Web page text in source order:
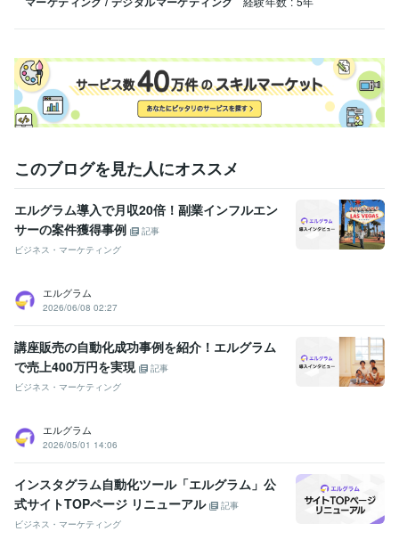
このブログを見た人にオススメ
エルグラム導入で月収20倍！副業インフルエン
サーの案件獲得事例
記事
ビジネス・マーケティング
エルグラム
2026/06/08 02:27
講座販売の自動化成功事例を紹介！エルグラム
で売上400万円を実現
記事
ビジネス・マーケティング
エルグラム
2026/05/01 14:06
インスタグラム自動化ツール「エルグラム」公
式サイトTOPページ リニューアル
記事
ビジネス・マーケティング